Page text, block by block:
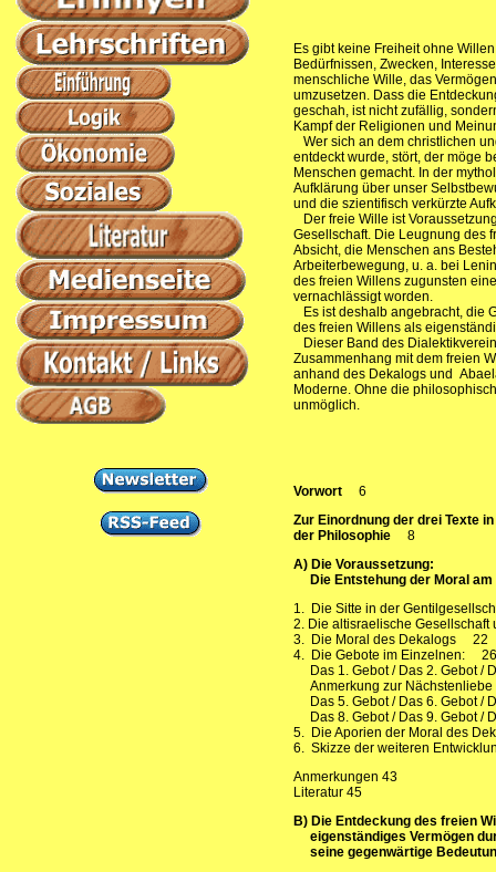
Es gibt keine Freiheit ohne
Bedürfnissen, Zwecken,
menschliche Wille, das
umzusetzen. Dass die
geschah, ist nicht zufällig,
Kampf der Religionen und
Wer sich an dem christlichen
entdeckt wurde, stört, der möge
Menschen gemacht. In der
Aufklärung über unser
und die szientifisch verkürzte
Der freie Wille ist
Gesellschaft. Die Leugnung des
Absicht, die Menschen ans
Arbeiterbewegung, u. a. bei
des freien Willens zugunsten
vernachlässigt worden.
Es ist deshalb angebracht, die
des freien Willens als
Dieser Band des
Zusammenhang mit dem freien
anhand des Dekalogs und
Moderne. Ohne die
unmöglich.
Vorwort 6
Zur Einordnung der drei Texte
der Philosophie 8
A) Die Voraussetzung:
Die Entstehung der Moral
1. Die Sitte in der
2. Die altisraelische
3. Die Moral des Dekalogs 22
4. Die Gebote im
Das 1. Gebot / Das 2. Gebot /
Anmerkung zur
Das 5. Gebot / Das 6. Gebot /
Das 8. Gebot / Das 9. Gebot /
5. Die Aporien der Moral des
6. Skizze der weiteren
Anmerkungen 43
Literatur 45
B) Die Entdeckung des freien
eigenständiges Vermögen
seine gegenwärtige